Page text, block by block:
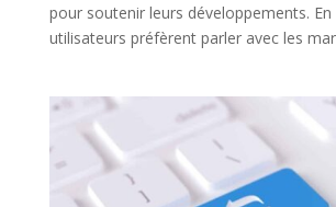
pour soutenir leurs développements.
utilisateurs préfèrent parler avec les